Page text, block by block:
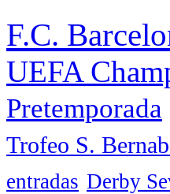
F.C.
UEFA
Pretemporada
Trofeo S.
entradas Derby